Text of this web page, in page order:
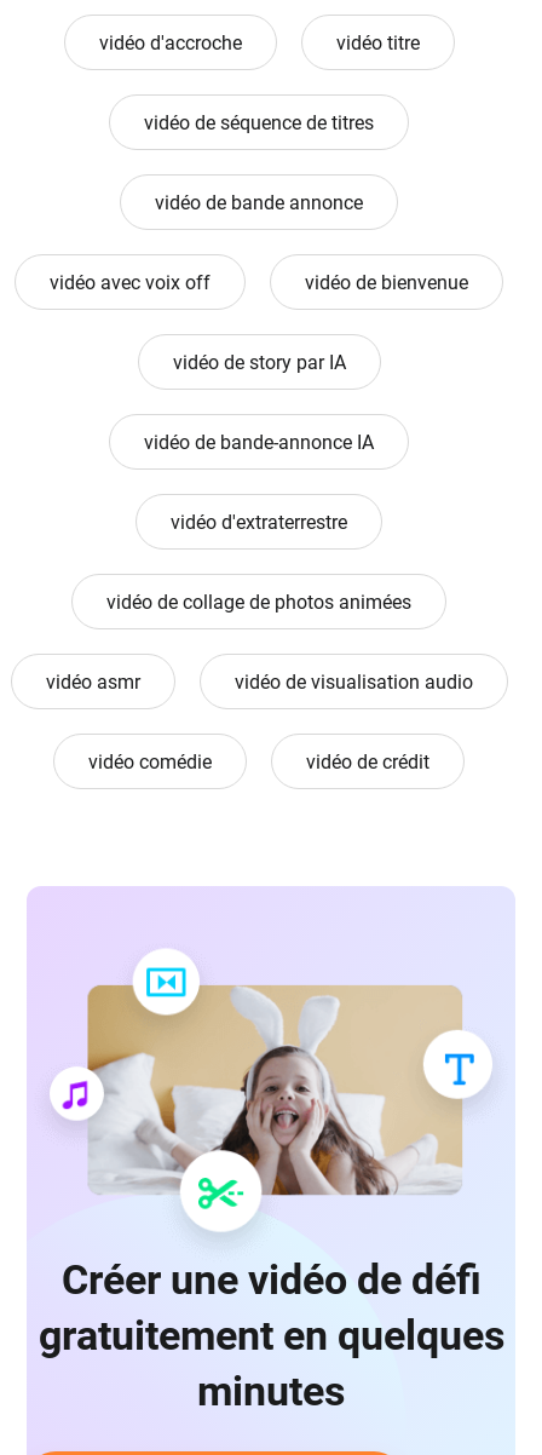
vidéo d'accroche vidéo titre
vidéo de séquence de titres
vidéo de bande annonce
vidéo avec voix off vidéo de bienvenue
vidéo de story par IA
vidéo de bande-annonce IA
vidéo d'extraterrestre
vidéo de collage de photos animées
vidéo asmr vidéo de visualisation audio
vidéo comédie vidéo de crédit
Créer une vidéo de défi
gratuitement en quelques
minutes